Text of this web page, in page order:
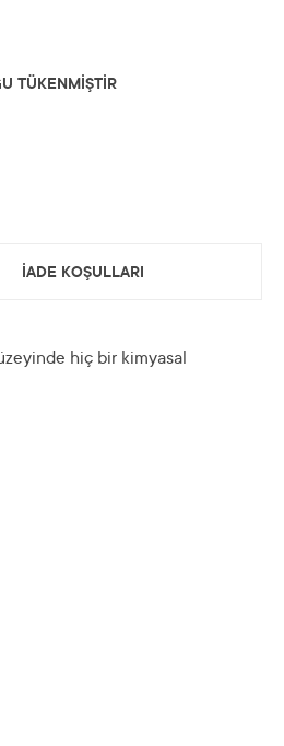
TÜKENMİŞTİR
İADE KOŞULLARI
hiç bir kimyasal